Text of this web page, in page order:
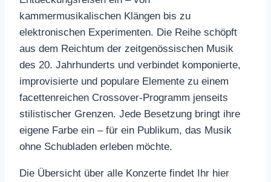
kammermusikalischen Klängen bis zu
elektronischen Experimenten. Die Reihe schöpft
aus dem Reichtum der zeitgenössischen Musik
des 20. Jahrhunderts und verbindet komponierte,
improvisierte und populare Elemente zu einem
facettenreichen Crossover-Programm jenseits
stilistischer Grenzen. Jede Besetzung bringt ihre
eigene Farbe ein – für ein Publikum, das Musik
ohne Schubladen erleben möchte.
Die Übersicht über alle Konzerte findet Ihr hier